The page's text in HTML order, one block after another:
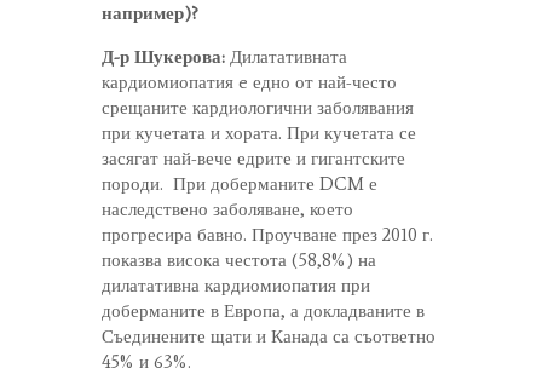
например)?
Д-р Шукерова: Дилатативната
кардиомиопатия e едно от най-често
срещаните кардиологични заболявания
при кучетата и хората. При кучетата се
засягат най-вече едрите и гигантските
породи. При доберманите DCM е
наследствено заболяване, което
прогресира бавно. Проучване през 2010 г.
показва висока честота (58,8%) на
дилатативна кардиомиопатия при
доберманите в Европа, а докладваните в
Съединените щати и Канада са съответно
45% и 63%.